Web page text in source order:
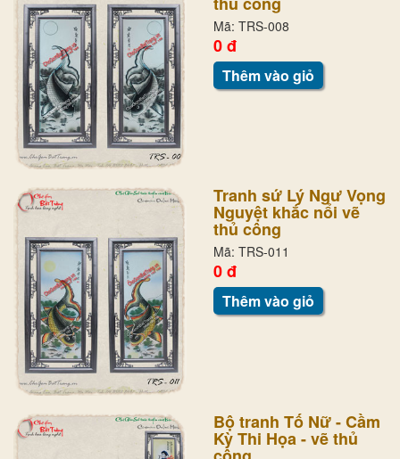
Mã: TRS-008
0 đ
Thêm vào giỏ
Tranh sứ Lý Ngư Vọng
Nguyệt khắc nổi vẽ
thủ công
Mã: TRS-011
0 đ
Thêm vào giỏ
Bộ tranh Tố Nữ - Cầm
Kỳ Thi Họa - vẽ thủ